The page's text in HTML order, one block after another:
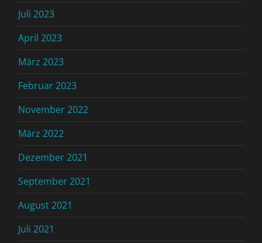
Juli 2023
April 2023
März 2023
Februar 2023
November 2022
März 2022
Dezember 2021
September 2021
August 2021
Juli 2021